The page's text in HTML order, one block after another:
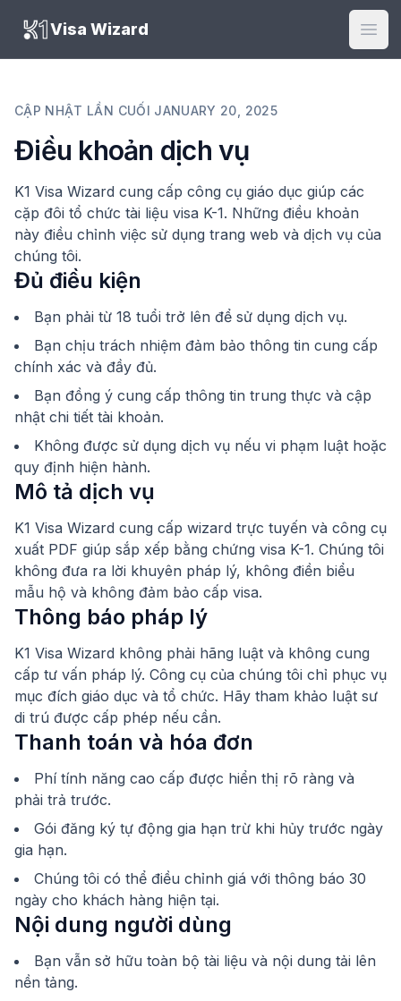
K1 Visa Wizard
Visa Wizard
Mở
CẬP NHẬT LẦN CUỐI JANUARY 20, 2025
Điều khoản dịch vụ
K1 Visa Wizard cung cấp công cụ giáo dục giúp các
cặp đôi tổ chức tài liệu visa K-1. Những điều khoản
này điều chỉnh việc sử dụng trang web và dịch vụ của
chúng tôi.
Đủ điều kiện
Bạn phải từ 18 tuổi trở lên để sử dụng dịch vụ.
Bạn chịu trách nhiệm đảm bảo thông tin cung cấp
chính xác và đầy đủ.
Bạn đồng ý cung cấp thông tin trung thực và cập
nhật chi tiết tài khoản.
Không được sử dụng dịch vụ nếu vi phạm luật hoặc
quy định hiện hành.
Mô tả dịch vụ
K1 Visa Wizard cung cấp wizard trực tuyến và công cụ
xuất PDF giúp sắp xếp bằng chứng visa K-1. Chúng tôi
không đưa ra lời khuyên pháp lý, không điền biểu
mẫu hộ và không đảm bảo cấp visa.
Thông báo pháp lý
K1 Visa Wizard không phải hãng luật và không cung
cấp tư vấn pháp lý. Công cụ của chúng tôi chỉ phục vụ
mục đích giáo dục và tổ chức. Hãy tham khảo luật sư
di trú được cấp phép nếu cần.
Thanh toán và hóa đơn
Phí tính năng cao cấp được hiển thị rõ ràng và
phải trả trước.
Gói đăng ký tự động gia hạn trừ khi hủy trước ngày
gia hạn.
Chúng tôi có thể điều chỉnh giá với thông báo 30
ngày cho khách hàng hiện tại.
Nội dung người dùng
Bạn vẫn sở hữu toàn bộ tài liệu và nội dung tải lên
nền tảng.